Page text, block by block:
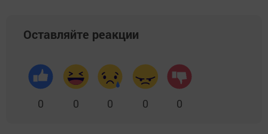
Оставляйте реакции
0 0 0 0 0